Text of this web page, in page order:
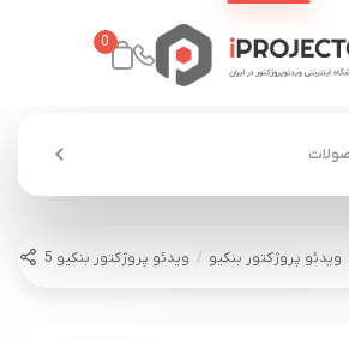
0
ویدئو پروژکتور بنکیو ویدئو پروژکتور بنکیو BenQ LU935